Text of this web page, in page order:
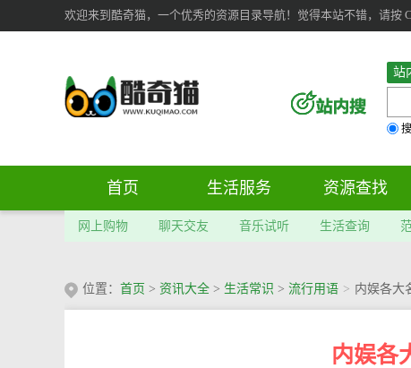
欢迎来到酷奇猫，一个优秀的资源目录导航！觉得本站不错，请按
站
首页 生活服务 资源查找
网上购物 聊天交友 音乐试听 生活查询
位置： 首页 > 资讯大全 > 生活常识 > 流行用语 > 内娱各大
内娱各